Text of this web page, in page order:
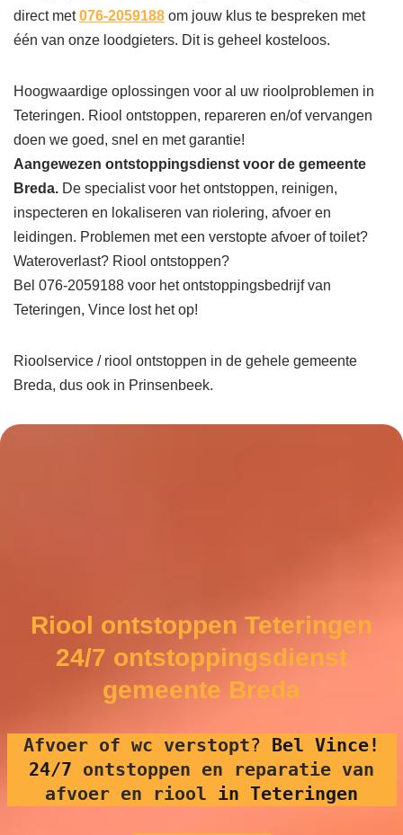
direct met076-2059188 om jouw klus te bespreken met
één van onze loodgieters. Dit is geheel kosteloos.
Hoogwaardige oplossingen voor al uw rioolproblemen in
Teteringen. Riool ontstoppen, repareren en/of vervangen
doen we goed, snel en met garantie!
Aangewezen ontstoppingsdienst voor de gemeente
Breda. De specialist voor het ontstoppen, reinigen,
inspecteren en lokaliseren van riolering, afvoer en
leidingen. Problemen met een verstopte afvoer of toilet?
Wateroverlast? Riool ontstoppen?
Bel 076-2059188 voor het ontstoppingsbedrijf van
Teteringen, Vince lost het op!
Rioolservice / riool ontstoppen in de gehele gemeente
Breda, dus ook in Prinsenbeek.
Riool ontstoppen Teteringen
24/7 ontstoppingsdienst
gemeente Breda
Afvoer of wc verstopt? Bel Vince!
24/7 ontstoppen en reparatie van
afvoer en riool in Teteringen